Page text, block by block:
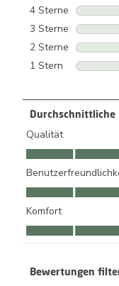
4 Sterne Sterne
3 Sterne Sterne
2 Sterne Sterne
1 Stern Sterne
Durchschnittliche
Qualität
Qualität, 5.0 von 5
Komfort
Komfort, 5.0 von 5
Bewertungen